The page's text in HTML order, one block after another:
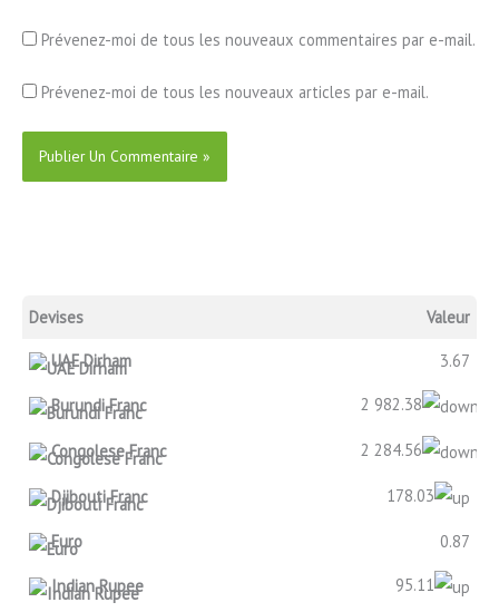
Prévenez-moi de tous les nouveaux commentaires par e-mail.
Prévenez-moi de tous les nouveaux articles par e-mail.
Devises Valeur
UAE Dirham 3.67
Burundi Franc 2 982.38
Congolese Franc 2 284.56
Djibouti Franc 178.03
Euro 0.87
Indian Rupee 95.11